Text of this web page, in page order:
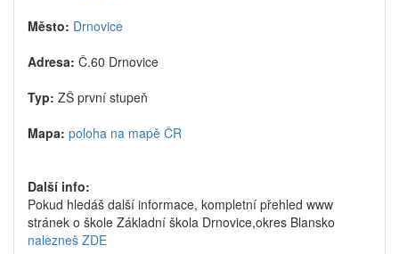
Město: Drnovice
Adresa: Č.60 Drnovice
Typ: ZŠ první stupeň
Mapa: poloha na mapě ČR
Další info:
Pokud hledáš další informace, kompletní přehled www
stránek o škole Základní škola Drnovice,okres Blansko
nalezneš ZDE